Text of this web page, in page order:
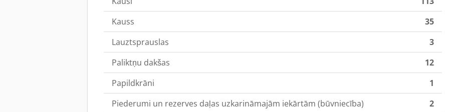
Kauss
35
Lauztsprauslas
3
Paliktņu dakšas
12
Papildkrāni
1
Piederumi un rezerves daļas uzkarināmajām iekārtām (būvniecība)
2